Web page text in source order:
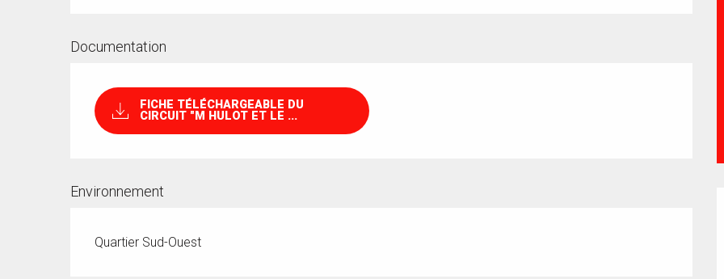
Documentation
FICHE TÉLÉCHARGEABLE DU
CIRCUIT "M HULOT ET LE ...
Environnement
Quartier Sud-Ouest